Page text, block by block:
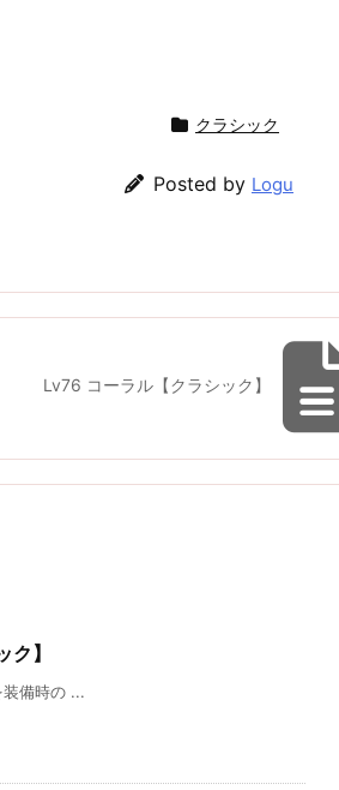
クラシック
Posted by Logu
Lv76 コーラル【クラシック】
】
備時の ...